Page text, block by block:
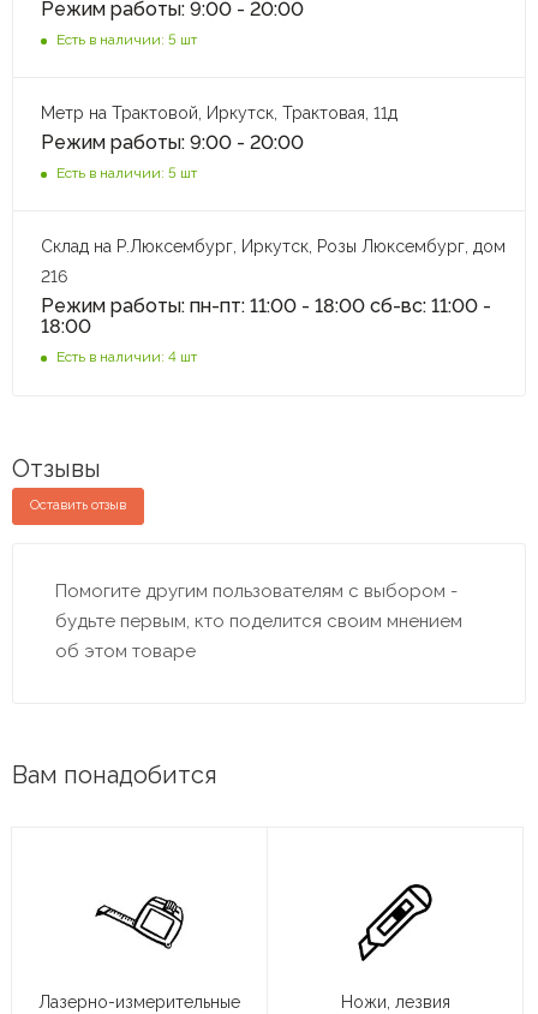
Режим работы: 9:00 - 20:00
Есть в наличии: 5 шт
Метр на Трактовой, Иркутск, Трактовая, 11д
Режим работы: 9:00 - 20:00
Есть в наличии: 5 шт
Склад на Р.Люксембург, Иркутск, Розы Люксембург, дом
216
Режим работы: пн-пт: 11:00 - 18:00 сб-вс: 11:00 -
18:00
Есть в наличии: 4 шт
Отзывы
Оставить отзыв
Помогите другим пользователям с выбором -
будьте первым, кто поделится своим мнением
об этом товаре
Вам понадобится
Лазерно-измерительные
Ножи, лезвия